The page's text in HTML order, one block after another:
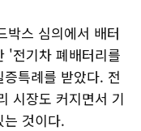
박스 심의에서 배터
'전기차 폐배터리를
특례를 받았다. 전
시장도 커지면서 기
것이다.